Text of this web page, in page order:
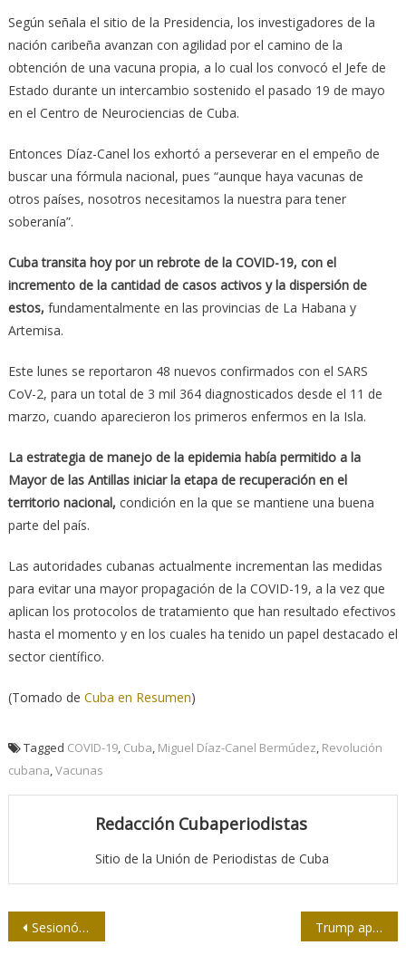
Según señala el sitio de la Presidencia, los investigadores de la
nación caribeña avanzan con agilidad por el camino de la
obtención de una vacuna propia, a lo cual los convocó el Jefe de
Estado durante un intercambio sostenido el pasado 19 de mayo
en el Centro de Neurociencias de Cuba.
Entonces Díaz-Canel los exhortó a perseverar en el empeño de
buscar una fórmula nacional, pues “aunque haya vacunas de
otros países, nosotros necesitamos la nuestra para tener
soberanía”.
Cuba transita hoy por un rebrote de la COVID-19, con el
incremento de la cantidad de casos activos y la dispersión de
estos, fundamentalmente en las provincias de La Habana y
Artemisa.
Este lunes se reportaron 48 nuevos confirmados con el SARS
CoV-2, para un total de 3 mil 364 diagnosticados desde el 11 de
marzo, cuando aparecieron los primeros enfermos en la Isla.
La estrategia de manejo de la epidemia había permitido a la
Mayor de las Antillas iniciar la etapa de recuperación en el
territorio nacional, condición en la que se mantiene una buena
parte del país.
Las autoridades cubanas actualmente incrementan las medidas
para evitar una mayor propagación de la COVID-19, a la vez que
aplican los protocolos de tratamiento que han resultado efectivos
hasta el momento y en los cuales ha tenido un papel destacado el
sector científico.
(Tomado de Cuba en Resumen)
Tagged COVID-19, Cuba Miguel Díaz-Canel Bermúdez Revolución
cubana Vacunas
Redacción Cubaperiodistas
Sitio de la Unión de Periodistas de Cuba
Navegación
Sesionó La Tertulia de la UPEC, sobre los derechos de la mujer Trump aprueba buscar petróleo en Refugio de Vida Silvestre del Ártico